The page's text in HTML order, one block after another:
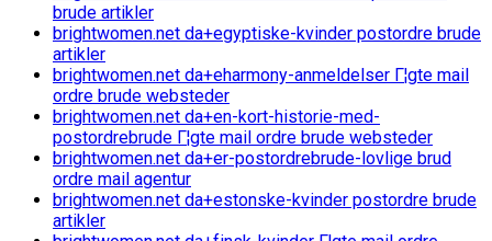
brude artikler
brightwomen.net da+egyptiske-kvinder postordre brude
artikler
brightwomen.net da+eharmony-anmeldelser Г¦gte mail
ordre brude websteder
brightwomen.net da+en-kort-historie-med-
postordrebrude Г¦gte mail ordre brude websteder
brightwomen.net da+er-postordrebrude-lovlige brud
ordre mail agentur
brightwomen.net da+estonske-kvinder postordre brude
artikler